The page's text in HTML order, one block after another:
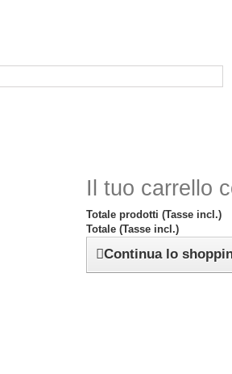
Il tuo carrello
Totale prodotti (Tasse incl.)
Totale (Tasse incl.)
Continua lo